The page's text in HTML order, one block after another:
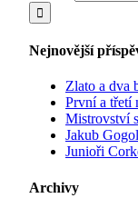
Nejnovější
Zlato a dva
První a třetí
Mistrovství
Jakub
Junioři
Archivy